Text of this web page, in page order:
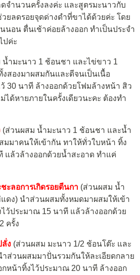
จำนวนครั้งลงค่ะ และสูตรมะนาวกับ
ยลดรอยจุดด่างดำที่ขาได้ด้วยค่ะ โดย
อน ตื่นเช้าค่อยล้างออก ทำเป็นประจำ
ปค่ะ
น้ำมะนาว 1 ช้อนชา และไข่ขาว 1
สองมาผสมกันและตีจนเป็นเนื้อ
30 นาที ล้างออกด้วยโฟมล้างหน้า สิว
ได้หายภายในครั้งเดียวนะคะ ต้องทำ
(ส่วนผสม น้ำมะนาว 1 ช้อนชา และน้ำ
มมาคนให้เข้ากัน ทาให้ทั่วใบหน้า ทิ้ง
แล้วล้างออกด้วยน้ำสะอาด ทำแค่
ะลอการเกิดรอยตีนกา (ส่วนผสม น้ำ
ดง) นำส่วนผสมทั้งหมดมาผสมให้เข้า
ว้ประมาณ 15 นาที แล้วล้างออกด้วย
ครั้ง
ลั่ง (ส่วนผสม มะนาว 1/2 ช้อนโต๊ะ และ
ำส่วนผสมมาปั่นรวมกันให้ละเอียดกลาย
กหน้าทิ้งไว้ประมาณ 20 นาที ล้างออก